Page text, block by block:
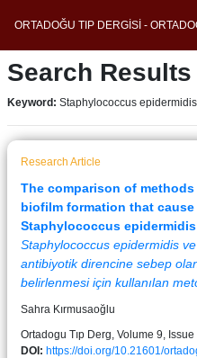
ORTADOĞU TIP DERGİSİ -
Search Results
Keyword: Staphylococcus epidermidis
Research Article
The comparison of
biofilm formation that
Staphylococcus
Staphylococcus epidermidis
antibiyotik direncine sebep
belirlenmesi için kullanılan
Sahra Kırmusaoğlu
Ortadogu Tıp Derg, Volume 9,
DOI: https://doi.org/10.21601/